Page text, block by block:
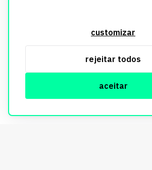
customizar
rejeitar todos
aceitar
segurança. Todos os dados coletados em
utilizados exclusivamente para fins de
informações, consulte nossa Política de
© Copyright Imobi Report. Todos os direitos
Política de privacidade